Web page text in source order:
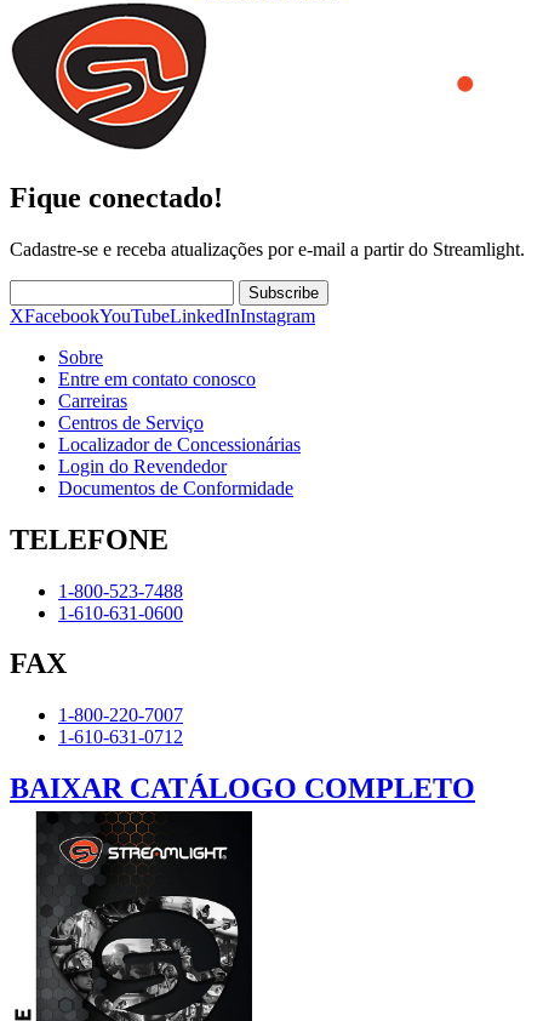
Fique conectado!
Cadastre-se e receba atualizações por e-mail a partir do Streamlight.
Subscribe
XFacebookYouTubeLinkedInInstagram
Sobre
Entre em contato conosco
Carreiras
Centros de Serviço
Localizador de Concessionárias
Login do Revendedor
Documentos de Conformidade
TELEFONE
1-800-523-7488
1-610-631-0600
FAX
1-800-220-7007
1-610-631-0712
BAIXAR CATÁLOGO COMPLETO